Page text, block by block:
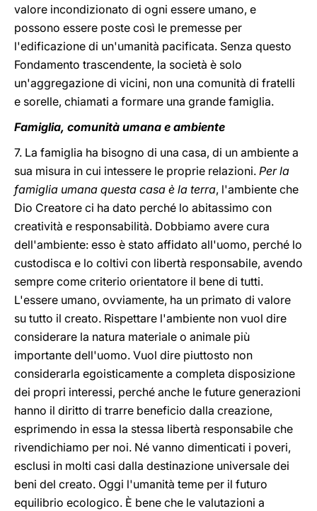
valore incondizionato di ogni essere umano, e
possono essere poste così le premesse per
l'edificazione di un'umanità pacificata. Senza questo
Fondamento trascendente, la società è solo
un'aggregazione di vicini, non una comunità di fratelli
e sorelle, chiamati a formare una grande famiglia.
Famiglia, comunità umana e ambiente
7. La famiglia ha bisogno di una casa, di un ambiente a
sua misura in cui intessere le proprie relazioni. Per la
famiglia umana questa casa è la terra, l'ambiente che
Dio Creatore ci ha dato perché lo abitassimo con
creatività e responsabilità. Dobbiamo avere cura
dell'ambiente: esso è stato affidato all'uomo, perché lo
custodisca e lo coltivi con libertà responsabile, avendo
sempre come criterio orientatore il bene di tutti.
L'essere umano, ovviamente, ha un primato di valore
su tutto il creato. Rispettare l'ambiente non vuol dire
considerare la natura materiale o animale più
importante dell'uomo. Vuol dire piuttosto non
considerarla egoisticamente a completa disposizione
dei propri interessi, perché anche le future generazioni
hanno il diritto di trarre beneficio dalla creazione,
esprimendo in essa la stessa libertà responsabile che
rivendichiamo per noi. Né vanno dimenticati i poveri,
esclusi in molti casi dalla destinazione universale dei
beni del creato. Oggi l'umanità teme per il futuro
equilibrio ecologico. È bene che le valutazioni a